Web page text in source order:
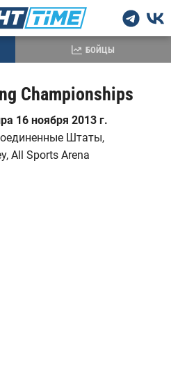
Championships
16 ноября 2013 г.
Штаты,
All Sports Arena
БОЙЦЫ